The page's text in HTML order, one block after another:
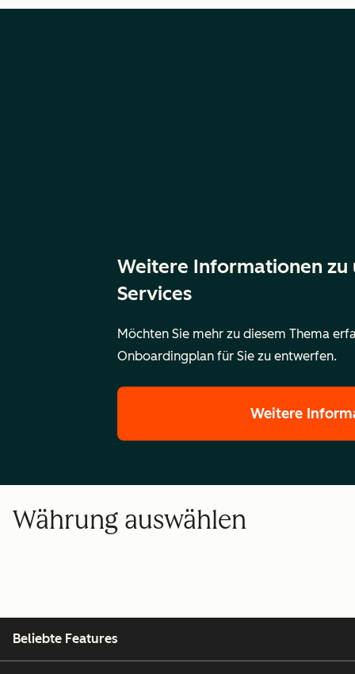
Weitere Informationen zu
Services
Möchten Sie mehr zu diesem Thema
Onboardingplan für Sie zu entwerfen.
Weitere
Währung auswählen
Beliebte Features